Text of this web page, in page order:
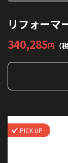
リフォーマ
340,285円 （
PICK UP